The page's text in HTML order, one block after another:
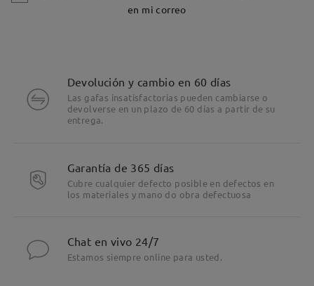
en mi correo
Devolución y cambio en 60 días
Las gafas insatisfactorias pueden cambiarse o
devolverse en un plazo de 60 días a partir de su
entrega.
Garantía de 365 días
Cubre cualquier defecto posible en defectos en
los materiales y mano do obra defectuosa
Chat en vivo 24/7
Estamos siempre online para usted.